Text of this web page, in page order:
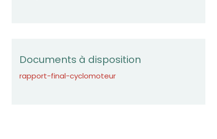
Documents à disposition
rapport-final-cyclomoteur